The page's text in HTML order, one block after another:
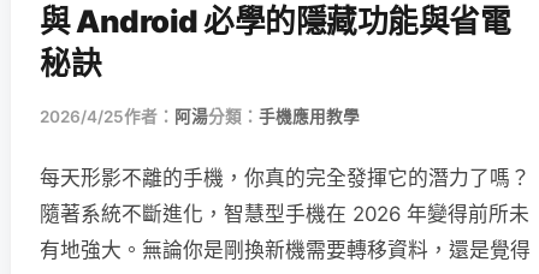
與 Android 必學的隱藏功能與省電
秘訣
2026/4/25作者： 阿湯分類： 手機應用教學
每天形影不離的手機，你真的完全發揮它的潛力了嗎？
隨著系統不斷進化，智慧型手機在 2026 年變得前所未
有地強大。無論你是剛換新機需要轉移資料，還是覺得